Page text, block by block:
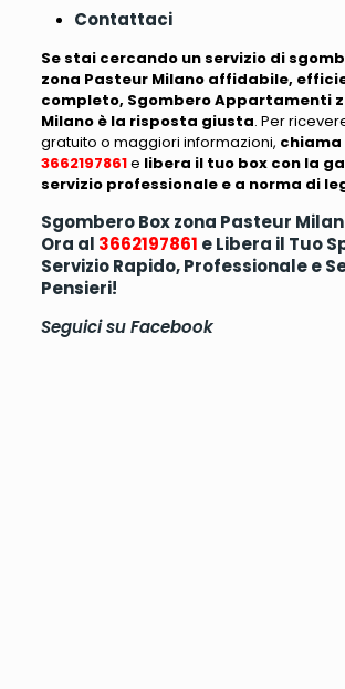
Contattaci
Se stai cercando un servizio di
zona Pasteur Milano affidabile,
completo, Sgombero Appartamenti
Milano è la risposta giusta. Per
gratuito o maggiori informazioni, chiama
3662197861e libera il tuo box con la
servizio professionale e a norma di
Sgombero Box zona Pasteur
Ora al 3662197861 e Libera il Tuo
Servizio Rapido, Professionale e
Pensieri!
Seguici suFacebook